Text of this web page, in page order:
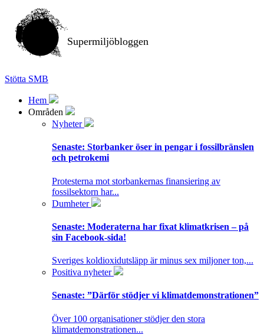
Supermiljöbloggen
Stötta SMB
Hem
Områden
Nyheter
Senaste: Storbanker öser in pengar i fossilbränslen
och petrokemi
Protesterna mot storbankernas finansiering av
fossilsektorn har...
Dumheter
Senaste: Moderaterna har fixat klimatkrisen – på
sin Facebook-sida!
Sveriges koldioxidutsläpp är minus sex miljoner ton,...
Positiva nyheter
Senaste: ”Därför stödjer vi klimatdemonstrationen”
Över 100 organisationer stödjer den stora
klimatdemonstrationen...